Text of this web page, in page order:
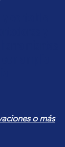
o más